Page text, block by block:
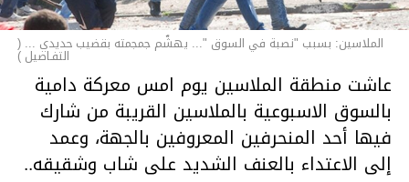
الملاسين: بسبب "نصبة في السوق "... يهشّم جمجمته بقضيب حديدي ... (
التفـاصيل )
عاشت منطقة الملاسين يوم امس معركة دامية
بالسوق الاسبوعية بالملاسين القريبة من شارك
فيها أحد المنحرفين المعروفين بالجهة، وعمد
إلى الاعتداء بالعنف الشديد على شاب وشقيقه..